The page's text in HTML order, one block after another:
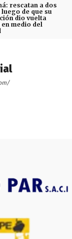
rescatan a dos
de que su
dio vuelta
en medio del